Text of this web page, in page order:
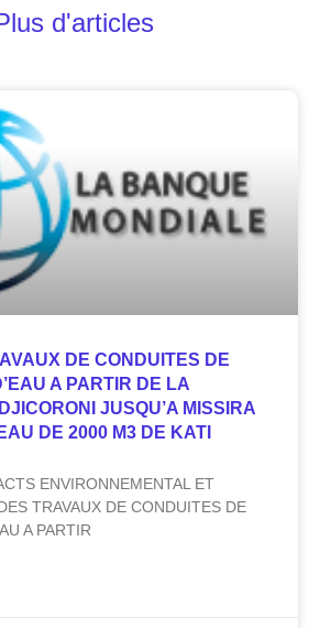
d'articles
DE CONDUITES DE
A PARTIR DE LA
JUSQU’A MISSIRA
DE 2000 M3 DE KATI
ENVIRONNEMENTAL ET
TRAVAUX DE CONDUITES DE
A PARTIR